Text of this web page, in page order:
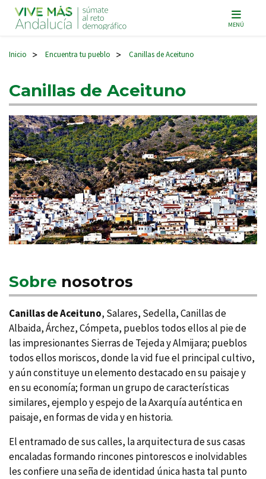
Navegación principal MENÚ
Inicio > Encuentra tu pueblo > Canillas de Aceituno
Canillas de Aceituno
Sobre nosotros
Canillas de Aceituno, Salares, Sedella, Canillas de
Albaida, Árchez, Cómpeta, pueblos todos ellos al pie de
las impresionantes Sierras de Tejeda y Almijara; pueblos
todos ellos moriscos, donde la vid fue el principal cultivo,
y aún constituye un elemento destacado en su paisaje y
en su economí­a; forman un grupo de caracterí­sticas
similares, ejemplo y espejo de la Axarquí­a auténtica en
paisaje, en formas de vida y en historia.
El entramado de sus calles, la arquitectura de sus casas
encaladas formando rincones pintorescos e inolvidables
les confiere una seña de identidad única hasta tal punto